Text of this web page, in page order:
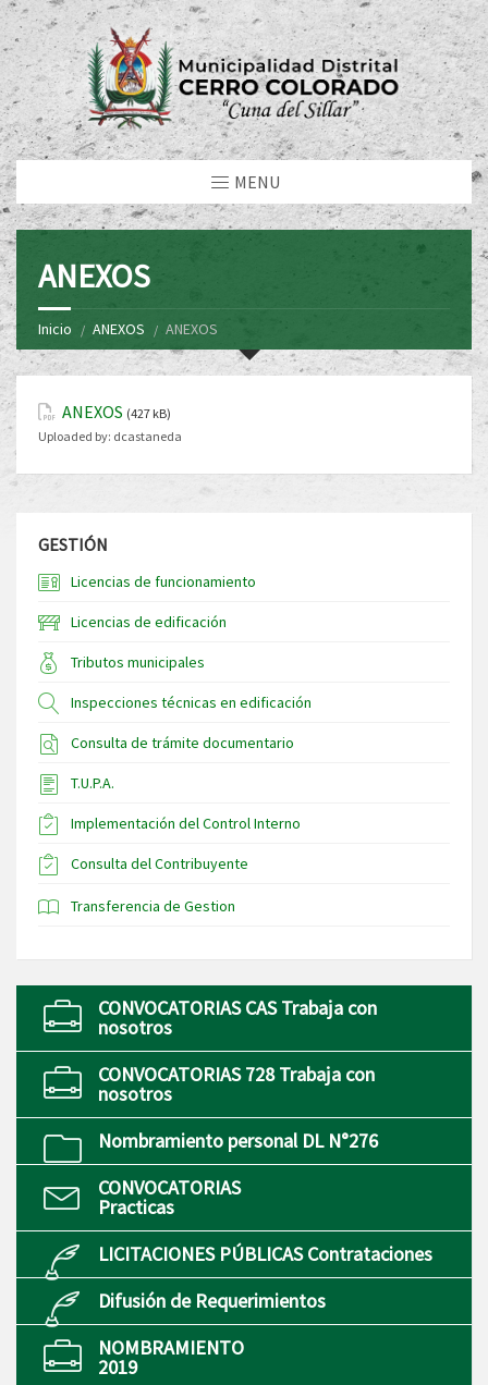
MENU
ANEXOS
Inicio ANEXOS ANEXOS
ANEXOS (427 kB)
Uploaded by: dcastaneda
GESTIÓN
Licencias de funcionamiento
Licencias de edificación
Tributos municipales
Inspecciones técnicas en edificación
Consulta de trámite documentario
T.U.P.A.
Implementación del Control Interno
Consulta del Contribuyente
Transferencia de Gestion
CONVOCATORIAS CAS Trabaja con
nosotros
CONVOCATORIAS 728 Trabaja con
nosotros
Nombramiento personal DL N°276
CONVOCATORIAS
Practicas
LICITACIONES PÚBLICAS Contrataciones
Difusión de Requerimientos
NOMBRAMIENTO
2019